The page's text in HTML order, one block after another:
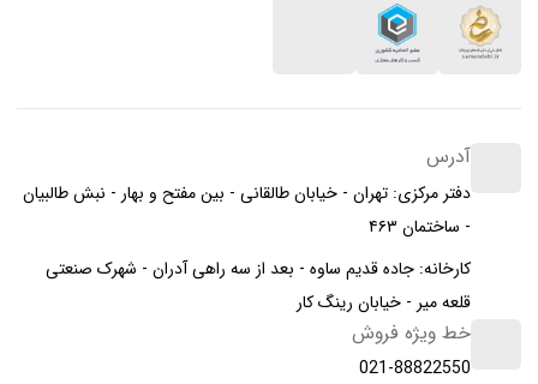
آدرس
دفتر مرکزی: تهران - خیابان طالقانی - بین مفتح و بهار - نبش طالبیان
- ساختمان ۴۶۳
کارخانه: جاده قدیم ساوه - بعد از سه راهی آدران - شهرک صنعتی
قلعه میر - خیابان رینگ کار
خط ویژه فروش
021-88822550